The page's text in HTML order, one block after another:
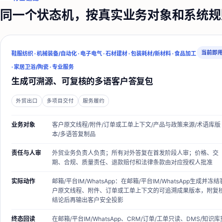
同一个状态机，按真实业务对象和系统
鞋服纺织 · 机械装备/自动化 · 电子电气 · 石材建材 · 包装耗材/新材料 · 食品加工
· 家居卫浴/陶瓷 · 专业服务
生成可溯源、可复核的多语客户答复包
当前即用
外贸出口 多项目交付 服务履约
业务对象
客户原文线程/附件/订单或工单上下文/产品与政策来源/术语库版
本/多语答复制品
责任与人审 外贸业务负责人负责； 所有对外答复在首发阶段人审；价格、交
期、合规、质量责任、退款赔付和法律条款由对应授权人批准
实际动作
邮箱/平台IM/WhatsApp：在邮箱/平台IM/WhatsApp生成并冻结
户原文线程、附件、订单或工单上下文的可追溯成果版本，附复
结论后再输出客户安全投影
终态回读 在邮箱/平台IM/WhatsApp、CRM/订单/工单只读、DMS/知识库